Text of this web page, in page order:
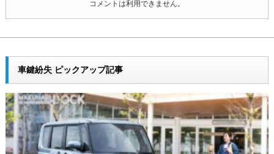
コメントは利用できません。
車鍵紛失 ピックアップ記事